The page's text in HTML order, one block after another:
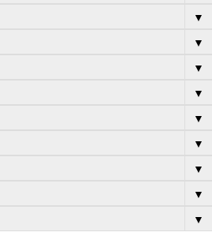
▼
▼
▼
▼
▼
▼
▼
▼
▼